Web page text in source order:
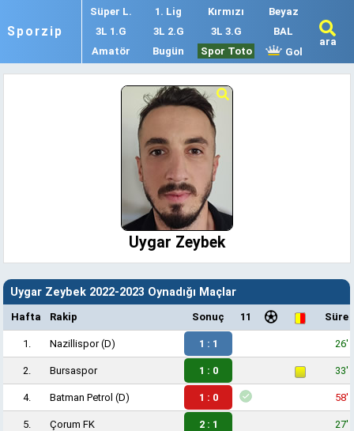
Sporzip
Süper L. 1. Lig Kırmızı
Beyaz
3L 1.G
3L 2.G 3L 3.G
BAL
Amatör
Bugün Spor Toto Gol
ara
Uygar Zeybek
Uygar Zeybek 2022-2023 Oynadığı Maçlar
Hafta Rakip Sonuç 11 Süre
1. Nazillispor(D) 1 : 1 26'
2. Bursaspor 1 : 0 33'
4. Batman Petrol (D) 1 : 0 58'
5. Çorum FK 2 : 1 27'